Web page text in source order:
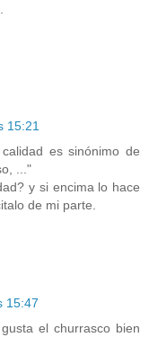
15:21
es sinónimo de
..."
y si encima lo hace
de mi parte.
15:47
el churrasco bien